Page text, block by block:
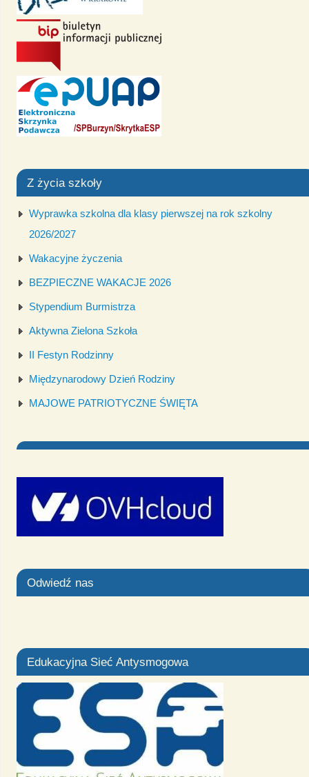
Z życia szkoły
Wyprawka szkolna dla klasy pierwszej na rok szkolny
2026/2027
Wakacyjne życzenia
BEZPIECZNE WAKACJE 2026
Stypendium Burmistrza
Aktywna Zielona Szkoła
II Festyn Rodzinny
Międzynarodowy Dzień Rodziny
MAJOWE PATRIOTYCZNE ŚWIĘTA
Odwiedź nas
Edukacyjna Sieć Antysmogowa